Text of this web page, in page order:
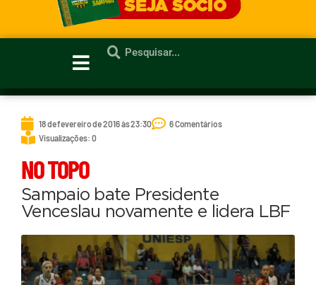
18 de fevereiro de 2016 às 23:30
6 Comentários
Visualizações: 0
NO TOPO
Sampaio bate Presidente
Venceslau novamente e lidera LBF